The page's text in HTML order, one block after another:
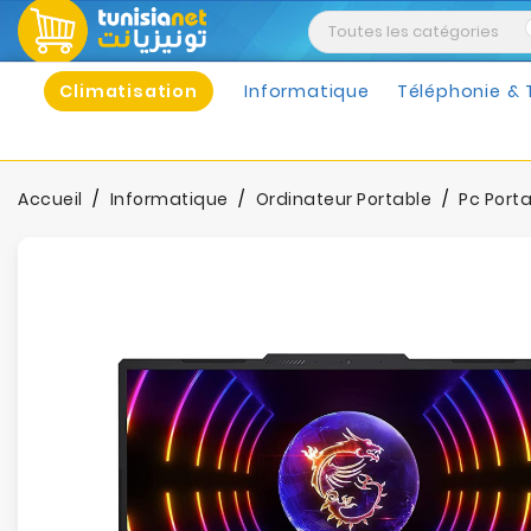
Climatisation Informatique Téléphonie &
Accueil Informatique Ordinateur Portable Pc